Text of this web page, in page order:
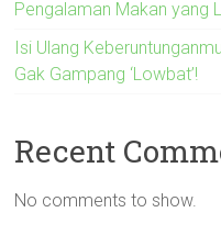
Pengalaman Makan yang
Isi Ulang
Gak Gampang ‘Lowbat’!
Recent
No comments to show.